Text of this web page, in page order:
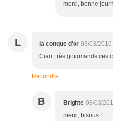
merci, bonne
L la conque d'or 03/03/2016
Ciao, très gourmands ces
Répondre
B Brigitte 08/03/
merci, bisous !